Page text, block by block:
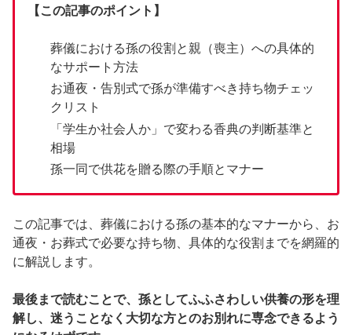
【この記事のポイント】
葬儀における孫の役割と親（喪主）への具体的
なサポート方法
お通夜・告別式で孫が準備すべき持ち物チェッ
クリスト
「学生か社会人か」で変わる香典の判断基準と
相場
孫一同で供花を贈る際の手順とマナー
この記事では、葬儀における孫の基本的なマナーから、お
通夜・お葬式で必要な持ち物、具体的な役割までを網羅的
に解説します。
最後まで読むことで、孫としてふふさわしい供養の形を理
解し、迷うことなく大切な方とのお別れに専念できるよう